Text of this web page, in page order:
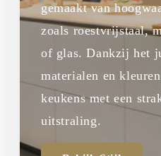
gemaakt van
zoals roestvrijstaal,
of glas. Dankzij het
materialen en
keukens met een
uitstraling.